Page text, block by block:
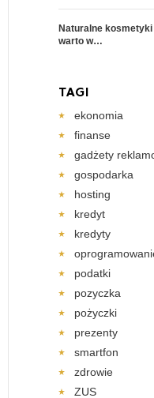
Naturalne kosmetyki
warto w…
TAGI
ekonomia
finanse
gadżety
gospodarka
hosting
kredyt
kredyty
podatki
pozyczka
pożyczki
prezenty
smartfon
zdrowie
ZUS